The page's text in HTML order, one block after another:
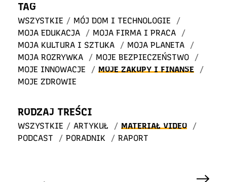
TAG
WSZYSTKIE / MÓJ DOM I TECHNOLOGIE
/
MOJA EDUKACJA
/ MOJA FIRMA I PRACA
/
MOJA KULTURA I SZTUKA
/ MOJA PLANETA
/
MOJA ROZRYWKA
/ MOJE BEZPIECZEŃSTWO
/
MOJE INNOWACJE
/ MOJE ZAKUPY I FINANSE
/
MOJE ZDROWIE
RODZAJ TREŚCI
WSZYSTKIE / ARTYKUŁ / MATERIAŁ VIDEO
/
PODCAST
/ PORADNIK / RAPORT